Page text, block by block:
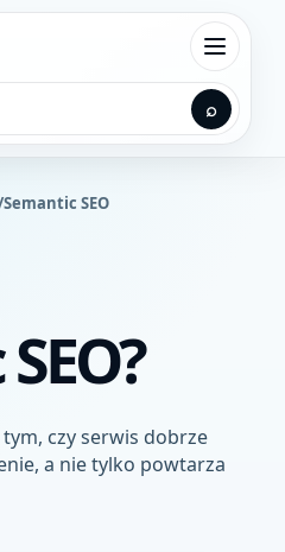
⌕
Semantic SEO
czy serwis dobrze
a nie tylko powtarza